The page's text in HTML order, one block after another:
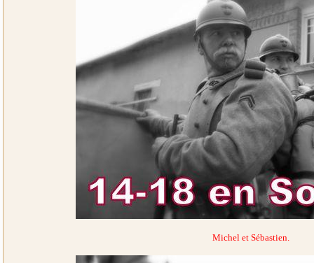
Michel et Sébastien.